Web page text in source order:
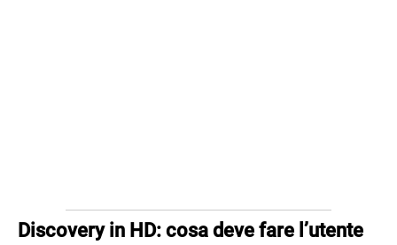
Discovery in HD: cosa deve fare l’utente